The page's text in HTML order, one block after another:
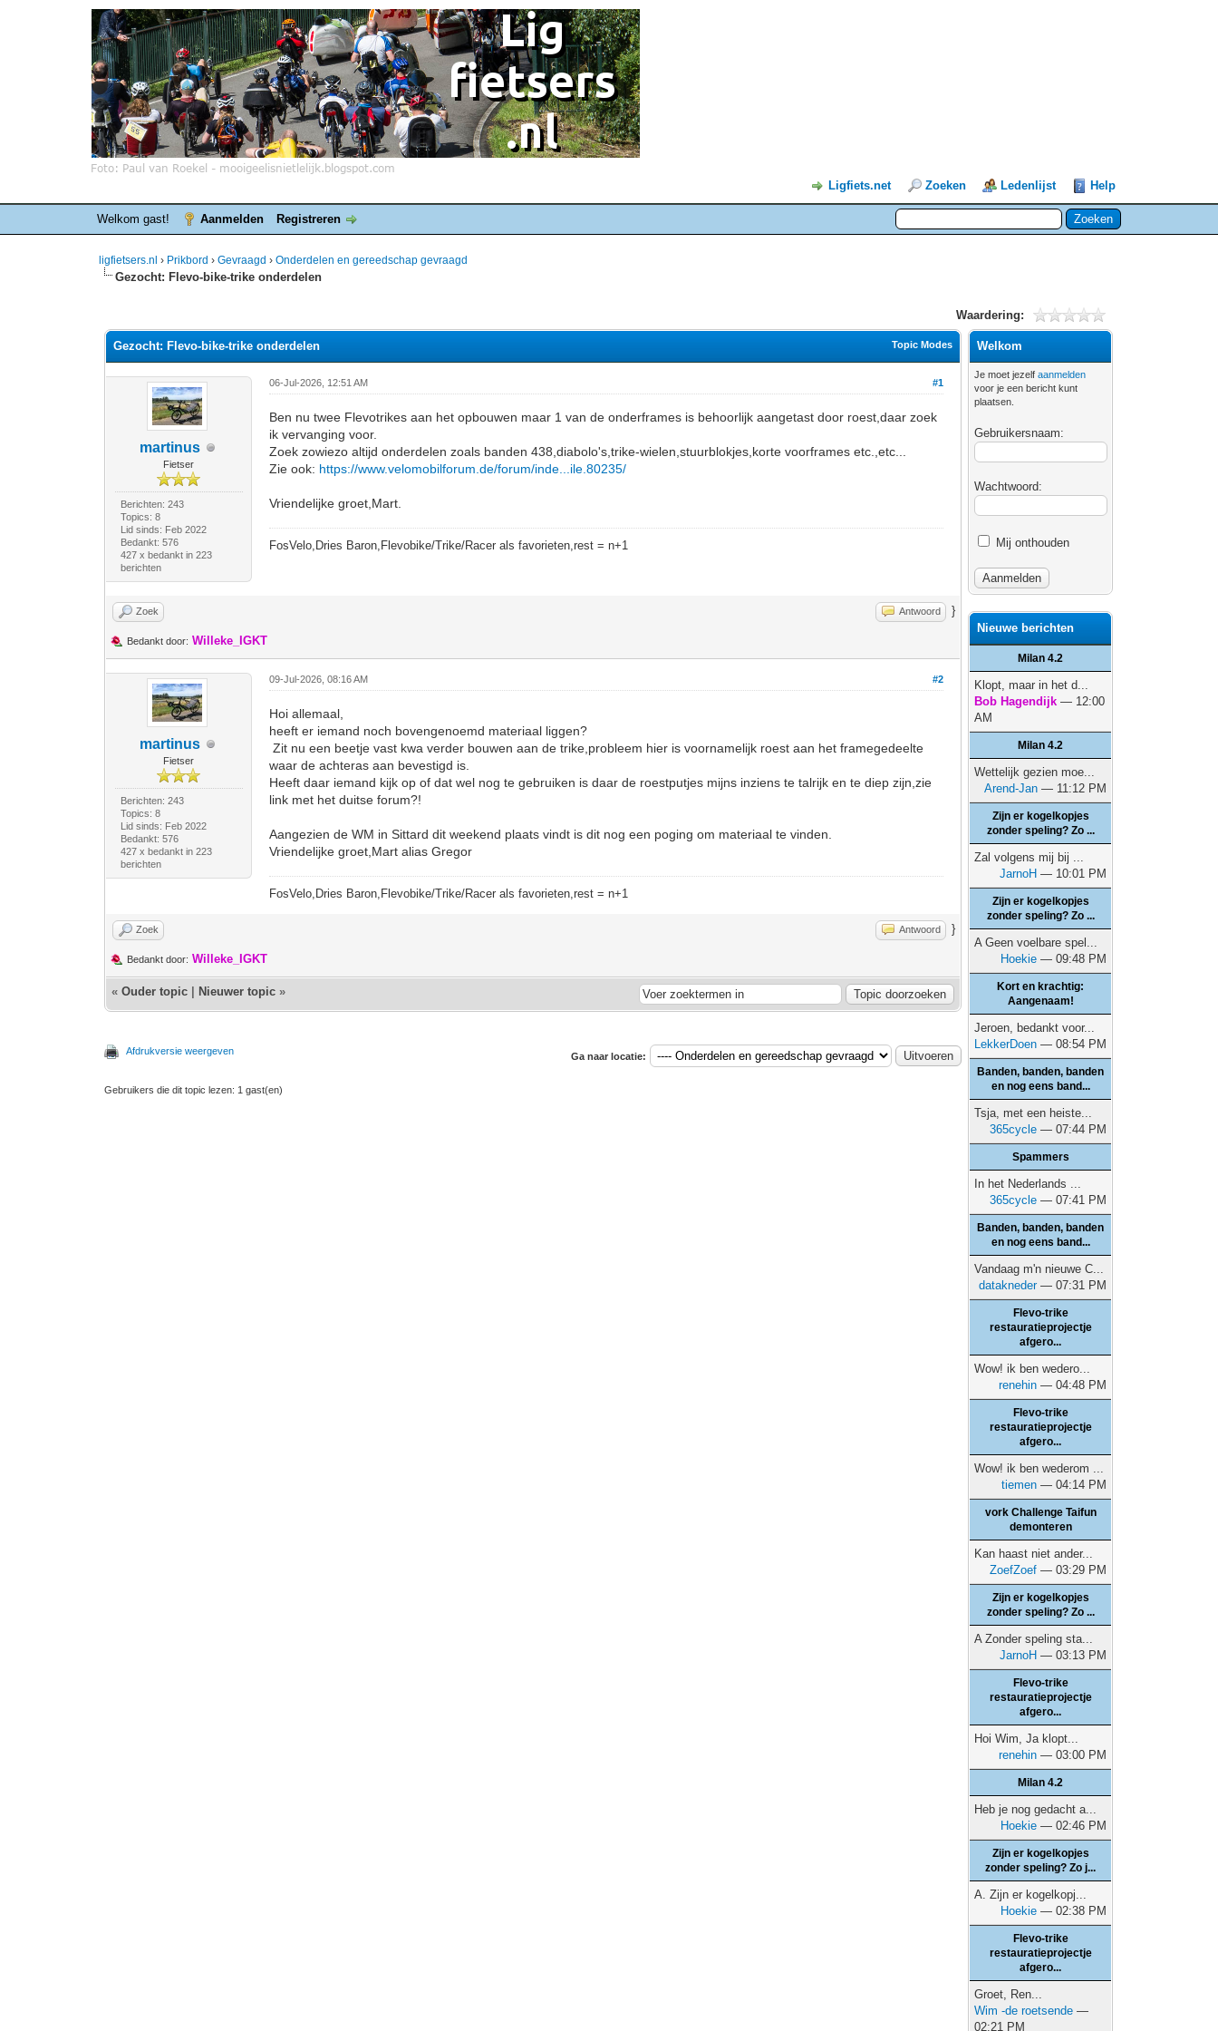
Ligfiets.net Zoeken Ledenlijst Help
Welkom gast! Aanmelden Registreren
ligfietsers.nl › Prikbord ›Gevraagd ›Onderdelen en gereedschap gevraagd
Gezocht: Flevo-bike-trike onderdelen
Waardering:
Topic Modes
Gezocht: Flevo-bike-trike onderdelen
martinus
Fietser
Berichten: 243
Topics: 8
Lid sinds: Feb 2022
Bedankt: 576
427 x bedankt in 223
berichten
#1
06-Jul-2026, 12:51 AM
Ben nu twee Flevotrikes aan het opbouwen maar 1 van de onderframes is behoorlijk aangetast door roest,daar zoek
ik vervanging voor.
Zoek zowiezo altijd onderdelen zoals banden 438,diabolo's,trike-wielen,stuurblokjes,korte voorframes etc.,etc...
Zie ook: https://www.velomobilforum.de/forum/inde...ile.80235/
Vriendelijke groet,Mart.
FosVelo,Dries Baron,Flevobike/Trike/Racer als favorieten,rest = n+1
Zoek Antwoord }
Bedankt door: Willeke_IGKT
martinus
Fietser
Berichten: 243
Topics: 8
Lid sinds: Feb 2022
Bedankt: 576
427 x bedankt in 223
berichten
#2
09-Jul-2026, 08:16 AM
Hoi allemaal,
heeft er iemand noch bovengenoemd materiaal liggen?
Zit nu een beetje vast kwa verder bouwen aan de trike,probleem hier is voornamelijk roest aan het framegedeelte
waar de achteras aan bevestigd is.
Heeft daar iemand kijk op of dat wel nog te gebruiken is daar de roestputjes mijns inziens te talrijk en te diep zijn,zie
link met het duitse forum?!
Aangezien de WM in Sittard dit weekend plaats vindt is dit nog een poging om materiaal te vinden.
Vriendelijke groet,Mart alias Gregor
FosVelo,Dries Baron,Flevobike/Trike/Racer als favorieten,rest = n+1
Zoek Antwoord }
Bedankt door: Willeke_IGKT
«Ouder topic Nieuwer topic »
Afdrukversie weergeven Ga naar locatie:
Gebruikers die dit topic lezen: 1 gast(en)
Welkom
Je moet jezelfaanmelden
voor je een bericht kunt
plaatsen.
Gebruikersnaam:
Wachtwoord:
Mij onthouden
Nieuwe berichten
Milan 4.2
Klopt, maar in het d...
Bob Hagendijk — 12:00
AM
Milan 4.2
Wettelijk gezien moe...
Arend-Jan — 11:12 PM
Zijn er kogelkopjes
zonder speling? Zo ...
Zal volgens mij bij ...
JarnoH — 10:01 PM
Zijn er kogelkopjes
zonder speling? Zo ...
A Geen voelbare spel...
Hoekie — 09:48 PM
Kort en krachtig:
Aangenaam!
Jeroen, bedankt voor...
LekkerDoen — 08:54 PM
Banden, banden, banden
en nog eens band...
Tsja, met een heiste...
365cycle — 07:44 PM
Spammers
In het Nederlands ...
365cycle — 07:41 PM
Banden, banden, banden
en nog eens band...
Vandaag m'n nieuwe C...
datakneder— 07:31 PM
Flevo-trike
restauratieprojectje
afgero...
Wow! ik ben wedero...
renehin — 04:48 PM
Flevo-trike
restauratieprojectje
afgero...
Wow! ik ben wederom ...
tiemen — 04:14 PM
vork Challenge Taifun
demonteren
Kan haast niet ander...
ZoefZoef — 03:29 PM
Zijn er kogelkopjes
zonder speling? Zo ...
A Zonder speling sta...
JarnoH — 03:13 PM
Flevo-trike
restauratieprojectje
afgero...
Hoi Wim, Ja klopt...
renehin — 03:00 PM
Milan 4.2
Heb je nog gedacht a...
Hoekie — 02:46 PM
Zijn er kogelkopjes
zonder speling? Zo j...
A. Zijn er kogelkopj...
Hoekie — 02:38 PM
Flevo-trike
restauratieprojectje
afgero...
Groet, Ren...
Wim -de roetsende —
02:21 PM